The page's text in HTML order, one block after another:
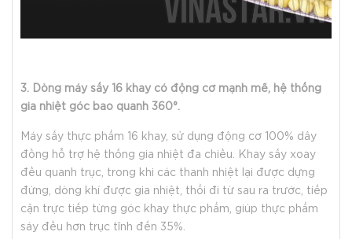
3. Dòng máy sấy 16 khay có động cơ mạnh mẽ, hệ thống
gia nhiệt góc bao quanh 360°.
Máy sấy thực phẩm 16 khay, sử dụng động cơ 100% dây
đồng hỗ trợ hệ thống gia nhiệt đa chiều. Khay sấy xoay
đều quanh trục, trong khi các thanh nhiệt lại được dựng
đứng, dòng khí được gia nhiệt, thổi đi từ sau ra trước, tiếp
cận trực tiếp từng góc khay thực phẩm, giúp thực phẩm
sáy đều hơn trục tĩnh đến 35%.